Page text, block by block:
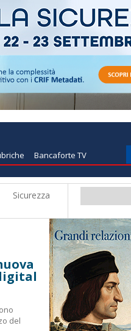
Bancaforte TV
Sicurezza
del